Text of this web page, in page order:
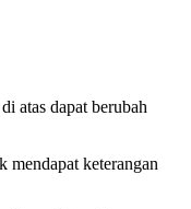
atas dapat berubah
keterangan